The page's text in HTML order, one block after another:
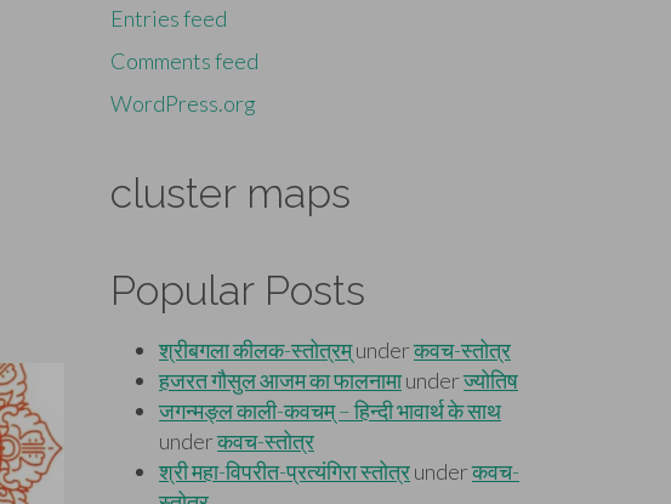
Entries feed
Comments feed
WordPress.org
cluster maps
Popular Posts